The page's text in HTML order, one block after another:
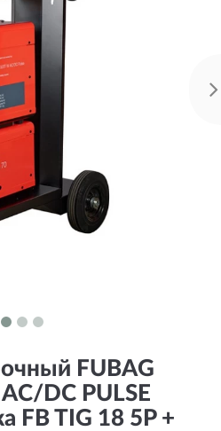
FUBAG
DC PULSE
FB TIG 18 5P +